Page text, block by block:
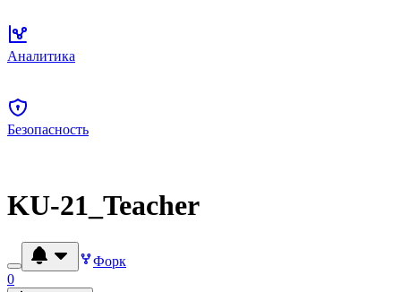
Аналитика
Безопасность
KU-21_Teacher
Форк
0